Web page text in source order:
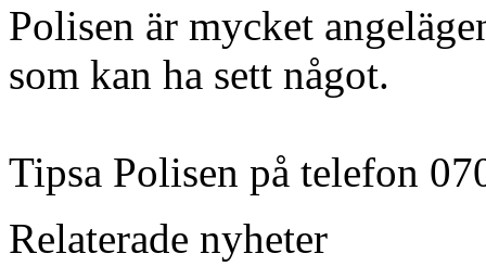
Polisen är mycket
som kan ha sett något.
Tipsa Polisen på telefon
Relaterade nyheter